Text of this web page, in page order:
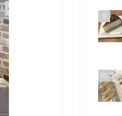
9
10